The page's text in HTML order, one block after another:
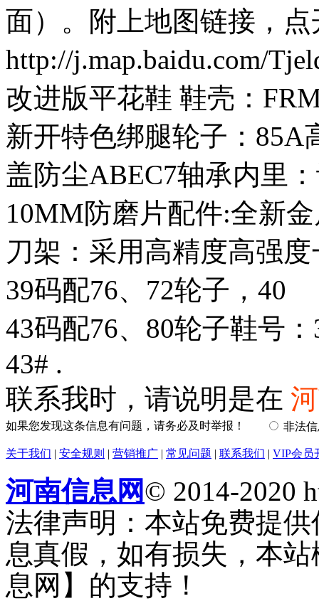
面）。附上地图链接，
http://j.map.baidu.com/
改进版平花鞋 鞋壳：
新开特色绑腿轮子：85A
盖防尘ABEC7轴承内里
10MM防磨片配件:全新
刀架：采用高精度高强
39码配76、72轮子，40
43码配76、80轮子鞋号：
43# .
联系我时，请说明是在
如果您发现这条信息有问题，请务必及时举报！ 非法
关于我们 | 安全规则 | 营销推广 | 常见问题 | 联系我们 | VIP会员
河南信息网© 2014-2020
法律声明：本站免费提
息真假，如有损失，本
息网】的支持！